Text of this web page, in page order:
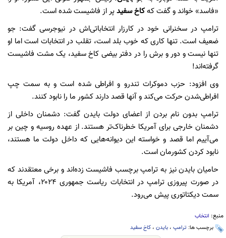
«فاسد» خواند و گفت کهکاخ سفیدپر از فاشیست شده است.
ترامپ در سخنرانی خود در کارزار انتخاباتی‌اش در نیوجرسی گفت: جو
ضعیف است. تنها کاری که خوب بلد است، تقلب در انتخابات است اما او
تنها نیست و دور و برش را در دفتر بیضی کاخ سفید، یک مشت فاشیست
گرفته‌اند!
وی افزود: حزب دموکرات تندرو و افراطی شده است و به سمت چپ
افراطی‌شدن حرکت می‌کند و آنها قصد دارند کشور ما را نابود کنند.
ترامپ بدون نام بردن از اعضای دولت بایدن گفت: دشمنان داخلی از
دشمنان خارجی برای آمریکا خطرناک‌تر هستند. از عهده روسیه و چین بر
می‌آییم اما قصد و خواسته این دیوانه‌هایی که داخل دولت ما هستند،
نابود کردن کشورمان است.
حامیان بایدن نیز به ترامپ برچسب فاشیست زده‌اند و برخی معتقدند که
در صورت پیروزی ترامپ در انتخابات ریاست جمهوری ۲۰۲۴، آمریکا به
سمت دیکتاتوری پیش می‌رود.
منبع: انتخاب
برچسب ها: ترامپ ، بایدن ، کاخ سفید